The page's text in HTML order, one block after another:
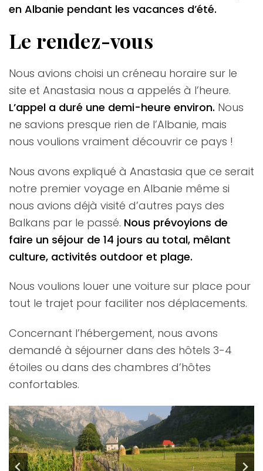
en Albanie pendant les vacances d’été.
Le rendez-vous
Nous avions choisi un créneau horaire sur le
site et Anastasia nous a appelés à l’heure.
L’appel a duré une demi-heure environ. Nous
ne savions presque rien de l’Albanie, mais
nous voulions vraiment découvrir ce pays !
Nous avons expliqué à Anastasia que ce serait
notre premier voyage en Albanie même si
nous avions déjà visité d’autres pays des
Balkans par le passé. Nous prévoyions de
faire un séjour de 14 jours au total, mêlant
culture, activités outdoor et plage.
Nous voulions louer une voiture sur place pour
tout le trajet pour faciliter nos déplacements.
Concernant l’hébergement, nous avons
demandé à séjourner dans des hôtels 3-4
étoiles ou dans des chambres d’hôtes
confortables.